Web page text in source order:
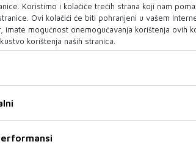
brigada nastavlja akcije potrage i
te je evakuiran dom za starije
je u Emilija-Romagni i lučkom
Koristimo i kolačiće trećih strana koji nam
Ovi kolačići će biti pohranjeni u vašem
imate mogućnost onemogućavanja korištenja ovih
korištenja naših stranica.